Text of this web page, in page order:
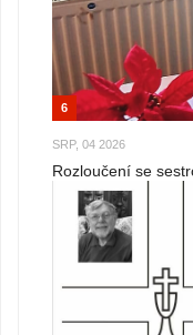
6
SRP, 04 2026
Rozloučení se